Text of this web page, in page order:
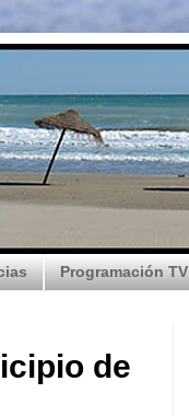
Programación TV
de